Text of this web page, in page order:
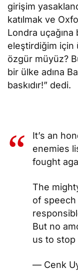
girişim
katılmak ve
Londra uçağına
eleştirdiğim için
özgür müyüz?
bir ülke adına
baskıdır!” dedi.
It’s an
enemies
fought
The
of speech
But no
us to
— Cenk